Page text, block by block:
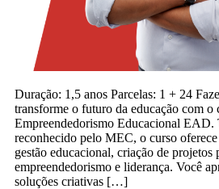
Duração: 1,5 anos Parcelas: 1 + 24
transforme o futuro da educação com o
Empreendedorismo Educacional EAD.
reconhecido pelo MEC, o curso
gestão educacional, criação de projetos
empreendedorismo e liderança. Você
soluções criativas […]